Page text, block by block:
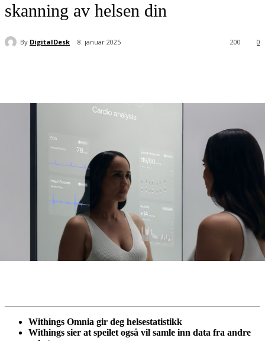
skanning av helsen din
By DigitalDesk 8. januar 2025 0
200
Withings Omnia gir deg helsestatistikk
Withings sier at speilet også vil samle inn data fra andre